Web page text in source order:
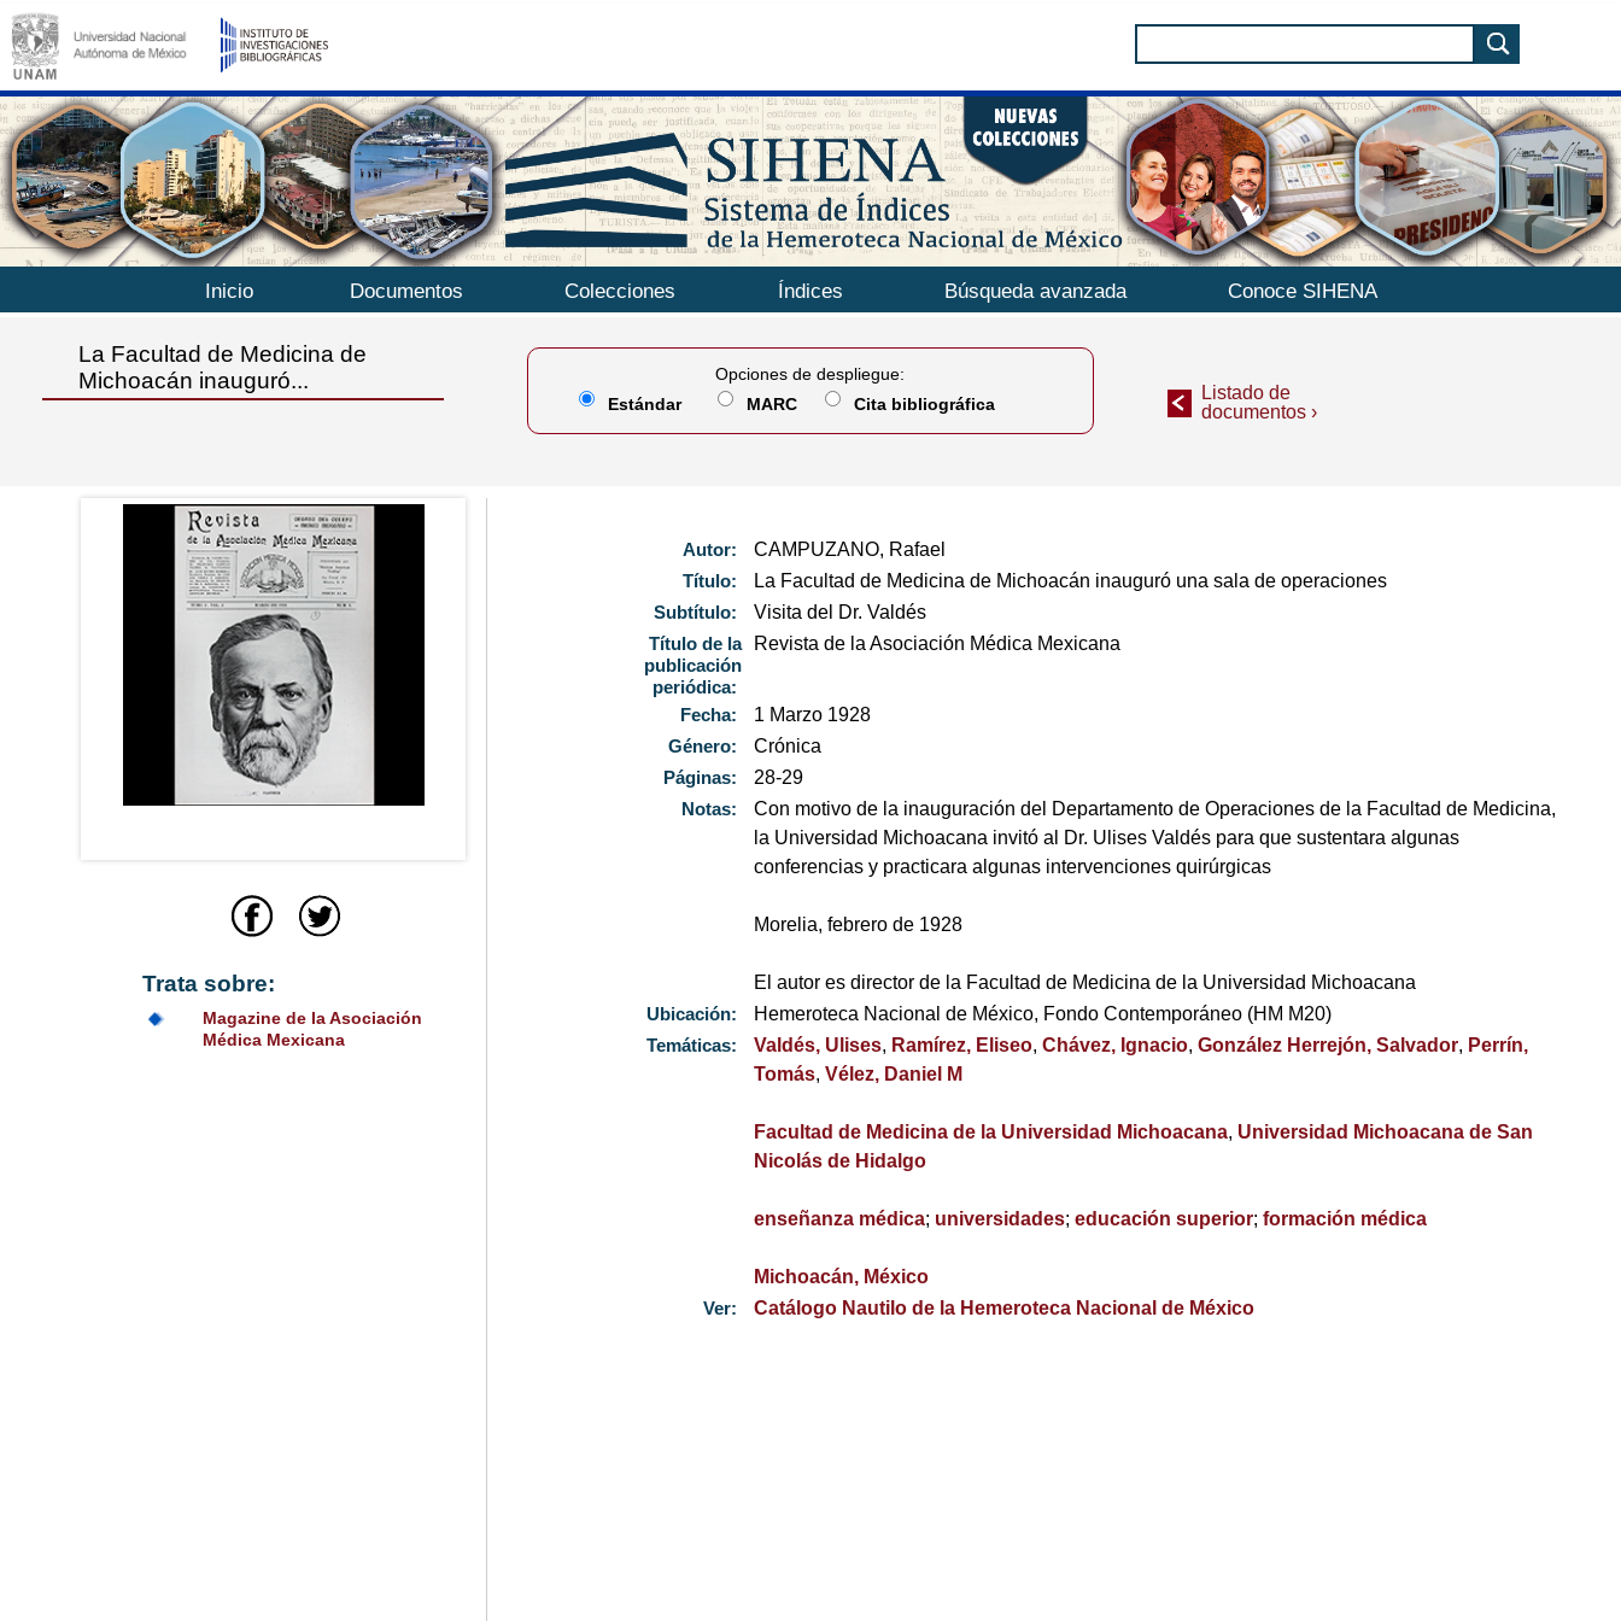
Inicio Documentos Colecciones Índices Búsqueda avanzada Conoce SIHENA
La Facultad de Medicina de
Michoacán inauguró...
Listado de
documentos ›
Opciones de despliegue:
Estándar
MARC Cita bibliográfica
Trata sobre:
Magazine de la Asociación
Médica Mexicana
Autor:
CAMPUZANO, Rafael
Título:
La Facultad de Medicina de Michoacán inauguró una sala de operaciones
Subtítulo:
Visita del Dr. Valdés
Título de la
publicación
periódica:
Revista de la Asociación Médica Mexicana
Fecha:
1 Marzo 1928
Género:
Crónica
Páginas:
28-29
Notas:
Con motivo de la inauguración del Departamento de Operaciones de la Facultad de Medicina,
la Universidad Michoacana invitó al Dr. Ulises Valdés para que sustentara algunas
conferencias y practicara algunas intervenciones quirúrgicas
Morelia, febrero de 1928
El autor es director de la Facultad de Medicina de la Universidad Michoacana
Ubicación:
Hemeroteca Nacional de México, Fondo Contemporáneo (HM M20)
Temáticas:
Valdés, Ulises, Ramírez, Eliseo,Chávez, Ignacio,González Herrejón, Salvador, Perrín,
Tomás,Vélez, Daniel M
Facultad de Medicina de la Universidad Michoacana, Universidad Michoacana de San
Nicolás de Hidalgo
enseñanza médica; universidades;educación superior;formación médica
Michoacán, México
Ver:
Catálogo Nautilo de la Hemeroteca Nacional de México